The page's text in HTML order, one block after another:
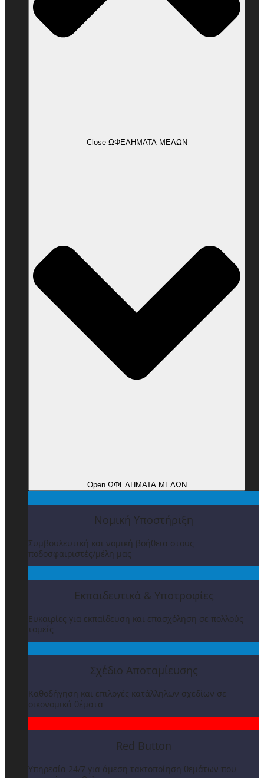
Close ΩΦΕΛΗΜΑΤΑ ΜΕΛΩΝ
Open ΩΦΕΛΗΜΑΤΑ ΜΕΛΩΝ
Νομική Υποστήριξη
Συμβουλευτική και νομική βοήθεια στους
ποδοσφαιριστές/μέλη μας
Εκπαιδευτικά & Υποτροφίες
Ευκαιρίες για εκπαίδευση και επασχόληση σε πολλούς
τομείς
Σχέδιο Αποταμίευσης
Καθοδήγηση και επιλογές κατάλληλων σχεδίων σε
οικονομικά θέματα
Red Button
Υπηρεσία 24/7 για άμεση τακτοποίηση θεμάτων που